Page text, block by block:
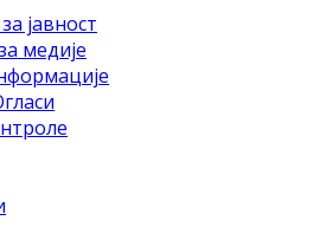
јавност
медије